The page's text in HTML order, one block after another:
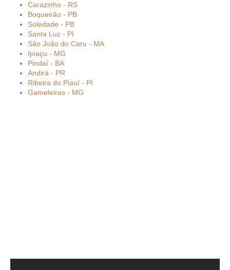
Carazinho - RS
Boqueirão - PB
Soledade - PB
Santa Luz - PI
São João do Caru - MA
Ipiaçu - MG
Pindaí - BA
Andirá - PR
Ribeira do Piauí - PI
Gameleiras - MG